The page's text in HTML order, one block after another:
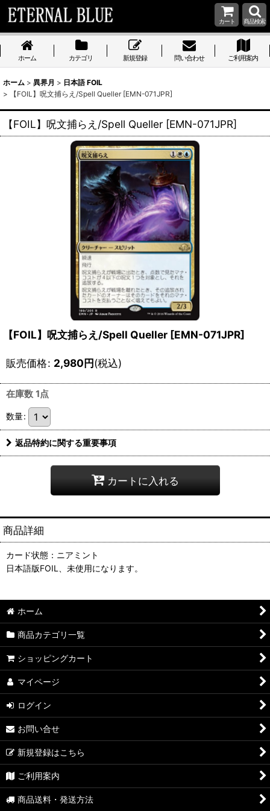
カート 商品検索
ホーム カテゴリ 新規登録 問い合わせ ご利用案内
ホーム > 異界月 > 日本語 FOIL
>
【FOIL】呪文捕らえ/Spell Queller [EMN-071JPR]
【FOIL】呪文捕らえ/Spell Queller [EMN-071JPR]
【FOIL】呪文捕らえ/Spell Queller [EMN-071JPR]
販売価格: 2,980円(税込)
在庫数 1点
数量:
返品特約に関する重要事項
カートに入れる
商品詳細
カード状態：ニアミント
日本語版FOIL、未使用になります。
ホーム
商品カテゴリ一覧
ショッピングカート
マイページ
ログイン
お問い合せ
新規登録はこちら
ご利用案内
商品送料・発送方法